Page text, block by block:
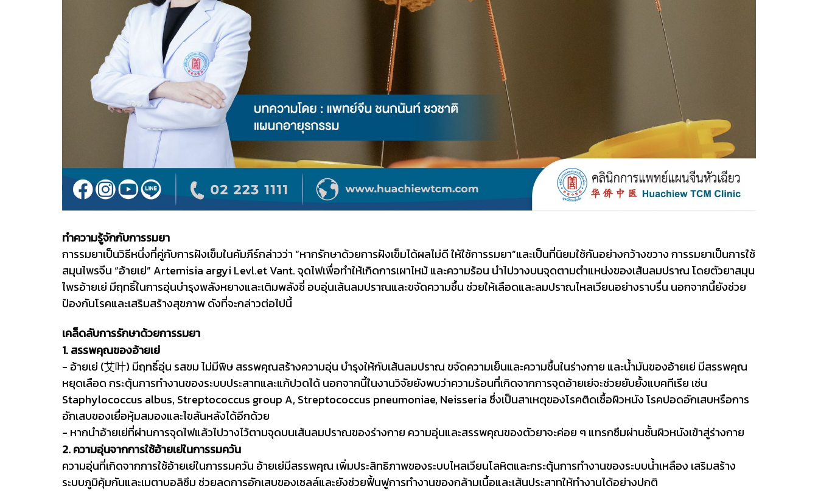
ทำความรู้จักกับการรมยา
การรมยาเป็นวิธีหนึ่งที่คู่กับการฝังเข็มในคัมภีร์กล่าวว่า “หากรักษาด้วยการฝังเข็มได้ผลไม่ดี ให้ใช้การรมยา”และเป็นที่นิยมใช้กันอย่างกว้างขวาง การรมยาเป็นการใช้
สมุนไพรจีน “อ้ายเย่” Artemisia argyi Levl.et Vant. จุดไฟเพื่อทำให้เกิดการเผาไหม้ และความร้อน นำไปวางบนจุดตามตำแหน่งของเส้นลมปราณ โดยตัวยาสมุน
ไพรอ้ายเย่ มีฤทธิ์ในการอุ่นบำรุงพลังหยางและเติมพลังชี่ อบอุ่นเส้นลมปราณและขจัดความชื้น ช่วยให้เลือดและลมปราณไหลเวียนอย่างราบรื่น นอกจากนี้ยังช่วย
ป้องกันโรคและเสริมสร้างสุขภาพ ดังที่จะกล่าวต่อไปนี้
เคล็ดลับการรักษาด้วยการรมยา
1. สรรพคุณของอ้ายเย่
- อ้ายเย่ (艾叶) มีฤทธิ์อุ่น รสขม ไม่มีพิษ สรรพคุณสร้างความอุ่น บำรุงให้กับเส้นลมปราณ ขจัดความเย็นและความชื้นในร่างกาย และน้ำมันของอ้ายเย่ มีสรรพคุณ
หยุดเลือด กระตุ้นการทำงานของระบบประสาทและแก้ปวดได้ นอกจากนี้ในงานวิจัยยังพบว่าความร้อนที่เกิดจากการจุดอ้ายเย่จะช่วยยับยั้งแบคทีเรีย เช่น
Staphylococcus albus, Streptococcus group A, Streptococcus pneumoniae, Neisseria ซึ่งเป็นสาเหตุของโรคติดเชื้อผิวหนัง โรคปอดอักเสบหรือการ
อักเสบของเยื่อหุ้มสมองและไขสันหลังได้อีกด้วย
- หากนำอ้ายเย่ที่ผ่านการจุดไฟแล้วไปวางไว้ตามจุดบนเส้นลมปราณของร่างกาย ความอุ่นและสรรพคุณของตัวยาจะค่อย ๆ แทรกซึมผ่านชั้นผิวหนังเข้าสู่ร่างกาย
2. ความอุ่นจากการใช้อ้ายเย่ในการรมควัน
ความอุ่นที่เกิดจากการใช้อ้ายเย่ในการรมควัน อ้ายเย่มีสรรพคุณ เพิ่มประสิทธิภาพของระบบไหลเวียนโลหิตและกระตุ้นการทำงานของระบบน้ำเหลือง เสริมสร้าง
ระบบภูมิคุ้มกันและเมตาบอลิซึม ช่วยลดการอักเสบของเซลล์และยังช่วยฟื้นฟูการทำงานของกล้ามเนื้อและเส้นประสาทให้ทำงานได้อย่างปกติ